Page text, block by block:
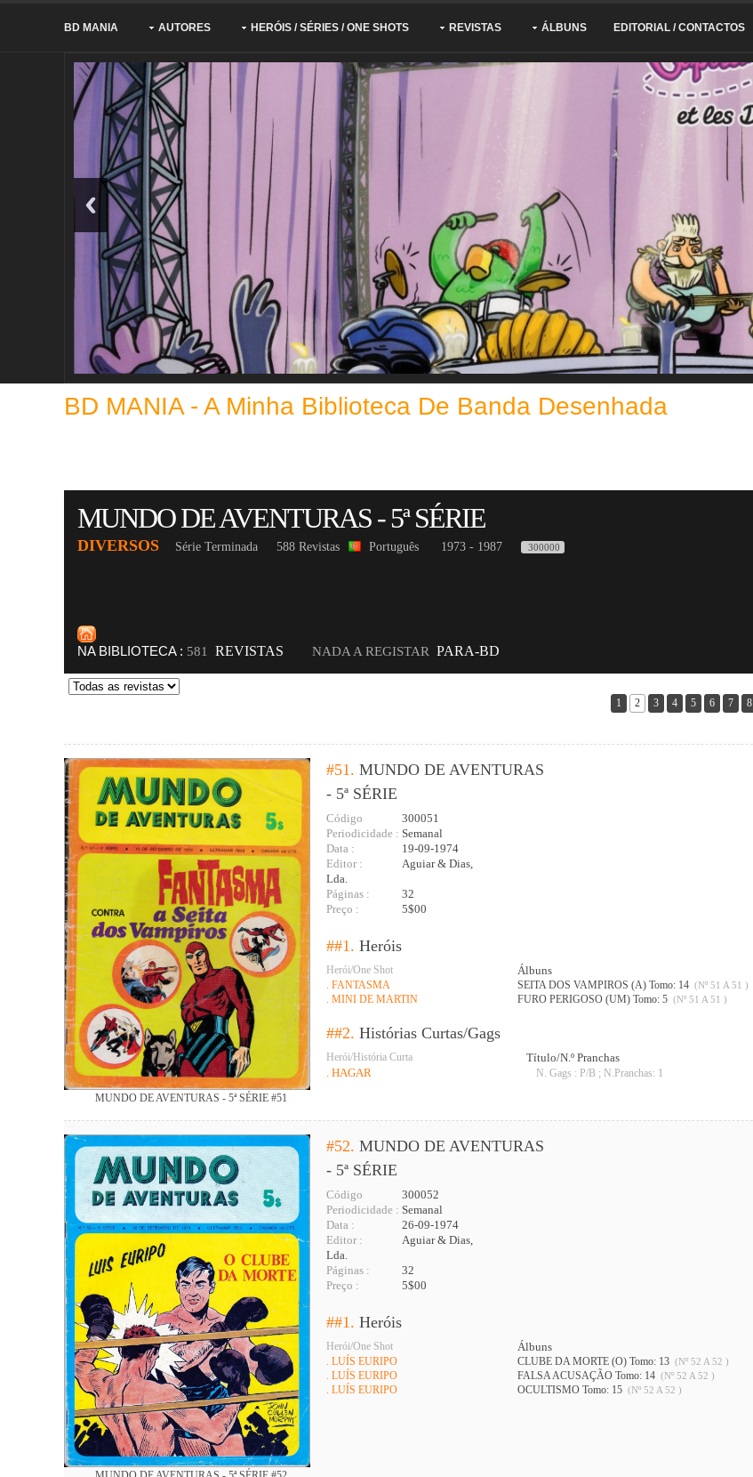
BD MANIA AUTORES HERÓIS / SÉRIES / ONE SHOTS REVISTAS ÁLBUNS EDITORIAL / CONTACTOS
BD MANIA - A Minha Biblioteca De Banda Desenhada
MUNDO DE AVENTURAS - 5ª SÉRIE
DIVERSOS Série Terminada 588 Revistas Português 1973 - 1987 300000
NA BIBLIOTECA : 581 REVISTAS NADA A REGISTAR PARA-BD
1 2 3 4 5 6 7 8
MUNDO DE AVENTURAS - 5ª SÉRIE #51
#51. MUNDO DE AVENTURAS
- 5ª SÉRIE
Código
300051
Periodicidade : Semanal
Data :
19-09-1974
Editor :
Aguiar & Dias,
Lda.
Páginas :
32
Preço :
5$00
##1. Heróis
Herói/One Shot Álbuns
. FANTASMA SEITA DOS VAMPIROS (A) Tomo: 14 (Nº 51 A 51 )
. MINI DE MARTIN FURO PERIGOSO (UM) Tomo: 5 (Nº 51 A 51 )
##2. Histórias Curtas/Gags
Herói/História Curta
Título/N.º Pranchas
. HAGAR
N. Gags : P/B ; N.Pranchas: 1
#52. MUNDO DE AVENTURAS
- 5ª SÉRIE
Código
300052
Periodicidade : Semanal
Data :
26-09-1974
Editor :
Aguiar & Dias,
Lda.
Páginas :
32
Preço :
5$00
##1. Heróis
Herói/One Shot Álbuns
. LUÍS EURIPO CLUBE DA MORTE (O) Tomo: 13 (Nº 52 A 52 )
. LUÍS EURIPO FALSA ACUSAÇÃO Tomo: 14 (Nº 52 A 52 )
. LUÍS EURIPO OCULTISMO Tomo: 15 (Nº 52 A 52 )